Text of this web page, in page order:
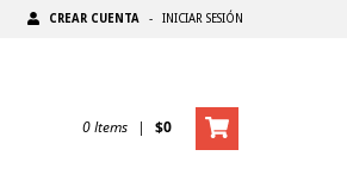
CREAR CUENTA - INICIAR SESIÓN
0Items | $0